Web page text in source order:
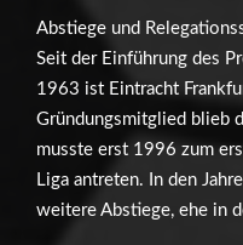
Abstiege und
Seit der Einführung des
1963 ist Eintracht
Gründungsmitglied blieb
musste erst 1996 zum
Liga antreten. In den
weitere Abstiege, ehe in